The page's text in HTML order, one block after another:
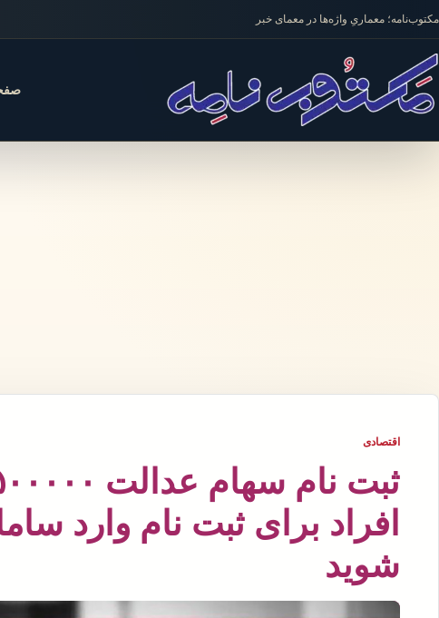
رفتن به محتوا
مکتوب‌نامه؛ معماریِ واژه‌ها در معمای خبر
اقتصادی
شوید